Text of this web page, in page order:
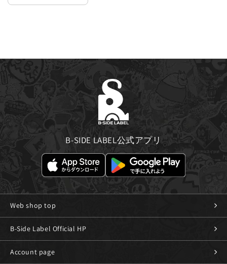
Web shop top
B-Side Label Official HP
Account page
B-SIDE LABEL公式アプリ